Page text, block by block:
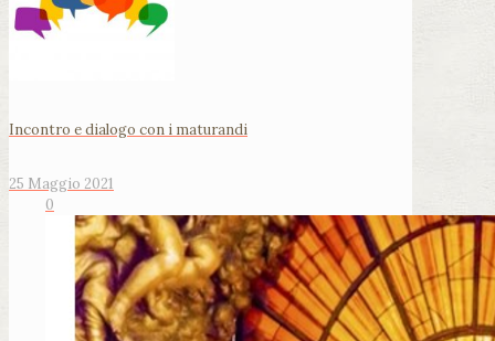
Incontro e dialogo con i maturandi
25 Maggio 2021
0